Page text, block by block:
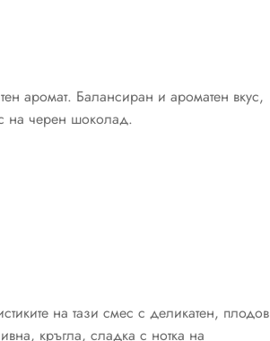
аромат. Балансиран и ароматен вкус,
на черен шоколад.
на тази смес с деликатен, плодов
кръгла, сладка с нотка на